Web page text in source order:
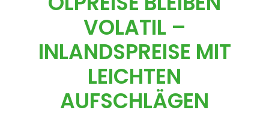
VOLATIL –
INLANDSPREISE MIT
LEICHTEN
AUFSCHLÄGEN